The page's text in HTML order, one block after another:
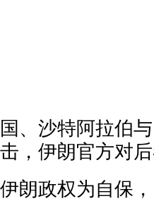
国、沙特阿拉伯
击，伊朗官方对后
伊朗政权为自保